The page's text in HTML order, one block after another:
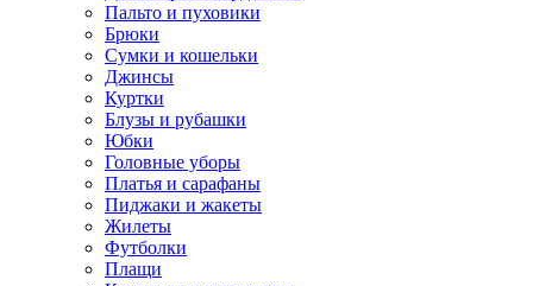
Пальто и пуховики
Брюки
Сумки и кошельки
Джинсы
Куртки
Блузы и рубашки
Юбки
Головные уборы
Платья и сарафаны
Пиджаки и жакеты
Жилеты
Футболки
Плащи